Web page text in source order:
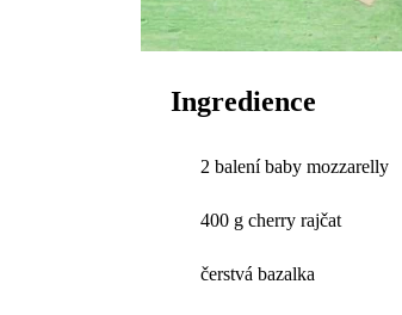
Ingredience
2 balení baby mozzarelly
400 g cherry rajčat
čerstvá bazalka